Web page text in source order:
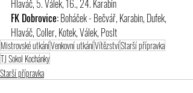
Hlaváč, 5. Válek, 16., 24. Karabin
FK Dobrovice: Boháček - Bečvář, Karabin, Dufek,
Hlaváč, Coller, Kotek, Válek, Poslt
Mistrovské utkáníVenkovní utkáníVítězstvíStarší přípravka
TJ Sokol Kochánky
Starší přípravka